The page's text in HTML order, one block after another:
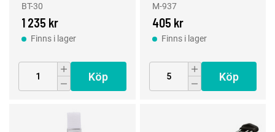
BT-30
1 235 kr
Finns i lager
Köp
M-937
405 kr
Finns i lager
Köp